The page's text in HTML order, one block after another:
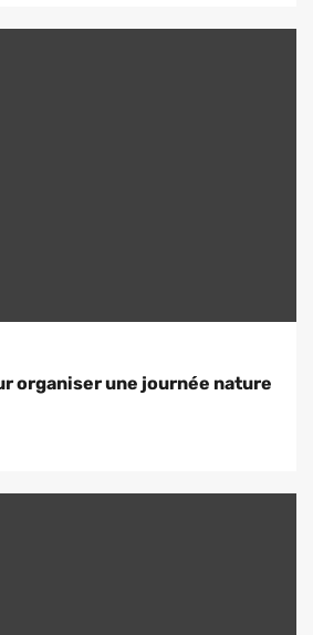
organiser une journée nature